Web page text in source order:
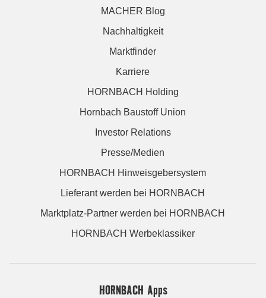
MACHER Blog
Nachhaltigkeit
Marktfinder
Karriere
HORNBACH Holding
Hornbach Baustoff Union
Investor Relations
Presse/Medien
HORNBACH Hinweisgebersystem
Lieferant werden bei HORNBACH
Marktplatz-Partner werden bei HORNBACH
HORNBACH Werbeklassiker
HORNBACH Apps